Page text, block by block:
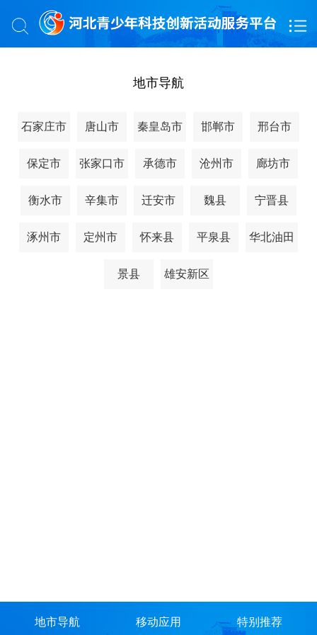
地市导航
石家庄市 唐山市 秦皇岛市 邯郸市 邢台市
保定市 张家口市 承德市 沧州市 廊坊市
衡水市 辛集市 迁安市 魏县 宁晋县
涿州市 定州市 怀来县 平泉县 华北油田
景县 雄安新区
地市导航 移动应用 特别推荐